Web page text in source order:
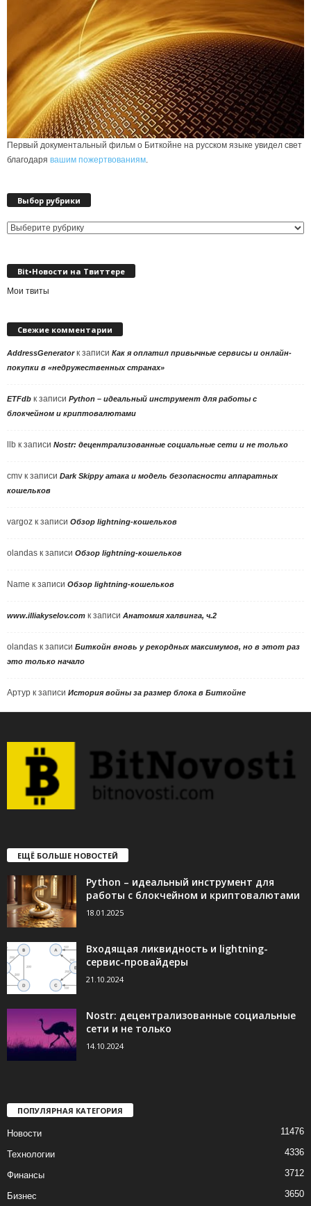
Первый документальный фильм о Биткойне на русском языке увидел свет
благодаря вашим пожертвованиям.
Выбор рубрики
Выбор
Bit•Новости на Твиттере
Мои твиты
Свежие комментарии
AddressGeneratorк записи Как я оплатил привычные сервисы и онлайн-
покупки в «недружественных странах»
ETFdb к записи Python – идеальный инструмент для работы с
блокчейном и криптовалютами
llb к записи Nostr: децентрализованные социальные сети и не только
cmv к записи Dark Skippy атака и модель безопасности аппаратных
кошельков
vargoz к записи Обзор lightning-кошельков
olandas к записи Обзор lightning-кошельков
Name к записи Обзор lightning-кошельков
www.illiakyselov.com к записи Анатомия халвинга, ч.2
olandas к записи Биткойн вновь у рекордных максимумов, но в этот раз
это только начало
Артур к записи История войны за размер блока в Биткойне
ЕЩЁ БОЛЬШЕ НОВОСТЕЙ
Python – идеальный инструмент для
работы с блокчейном и криптовалютами
18.01.2025
Входящая ликвидность и lightning-
сервис-провайдеры
21.10.2024
Nostr: децентрализованные социальные
сети и не только
14.10.2024
ПОПУЛЯРНАЯ КАТЕГОРИЯ
Новости 11476
Технологии 4336
Финансы 3712
Бизнес 3650